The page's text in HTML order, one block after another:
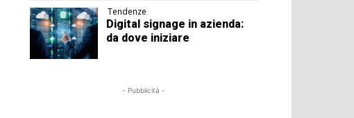
Tendenze
Digital signage in azienda:
da dove iniziare
- Pubblicità -